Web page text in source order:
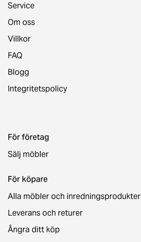
Service
Om oss
Villkor
FAQ
Blogg
Integritetspolicy
För företag
Sälj möbler
För köpare
Alla möbler och inredningsprodukter
Leverans och returer
Ångra ditt köp